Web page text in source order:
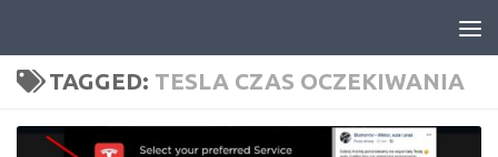
TAGGED: TESLA CZAS OCZEKIWANIA